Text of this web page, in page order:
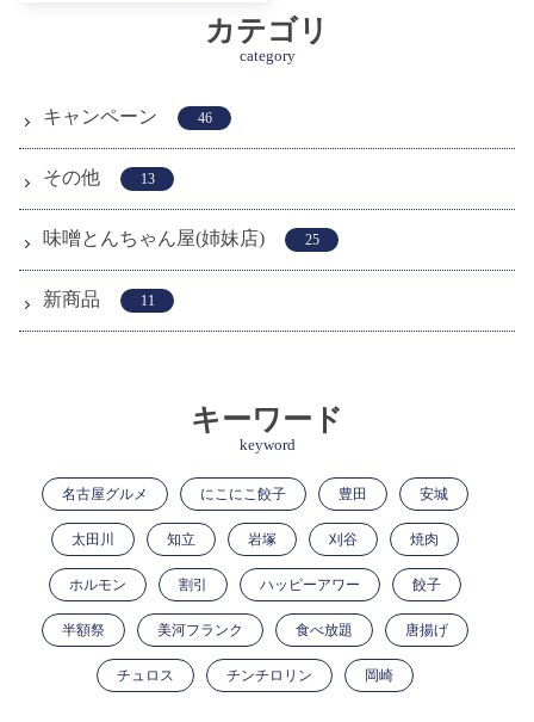
カテゴリ
category
キャンペーン 46
その他 13
味噌とんちゃん屋(姉妹店) 25
新商品 11
キーワード
keyword
名古屋グルメ にこにこ餃子 豊田 安城
太田川 知立 岩塚 刈谷 焼肉
ホルモン 割引 ハッピーアワー 餃子
半額祭 美河フランク 食べ放題 唐揚げ
チュロス チンチロリン 岡崎